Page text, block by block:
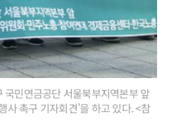
민연금공단 서울북부지역본부 앞
사 촉구 기자회견’을 하고 있다. <참